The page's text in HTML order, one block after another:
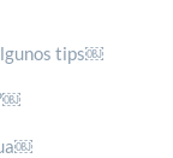
tips￼